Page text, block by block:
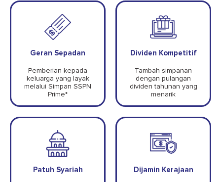
Geran Sepadan
Pemberian kepada
keluarga yang layak
melalui Simpan SSPN
Prime*
Dividen Kompetitif
Tambah simpanan
dengan pulangan
dividen tahunan yang
menarik
Patuh Syariah Dijamin Kerajaan